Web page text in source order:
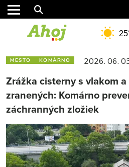
MESTO KOMÁRNO 2026. 06.
Zrážka cisterny s vlakom
zranených: Komárno
záchranných zložiek